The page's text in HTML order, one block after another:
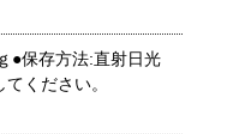
●保存方法:直射日光
ください。